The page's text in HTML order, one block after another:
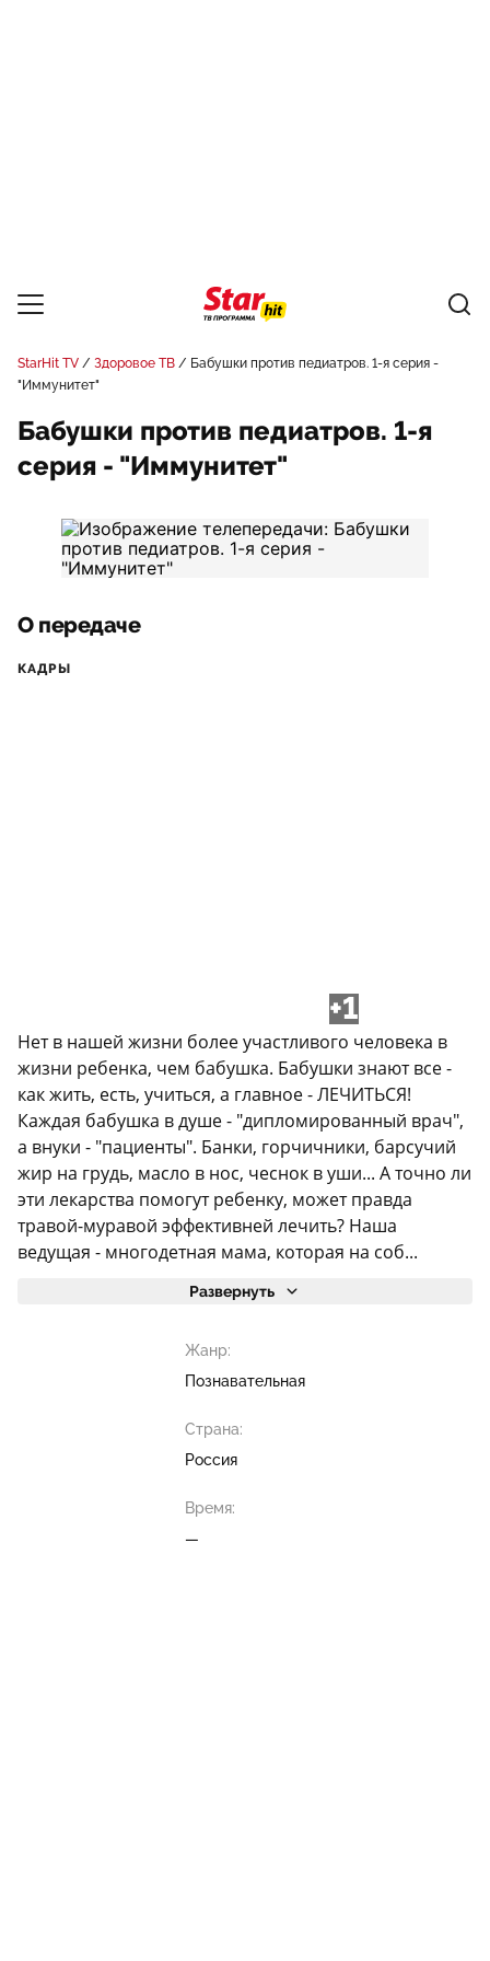
StarHit TV Здоровое ТВ
Бабушки против педиатров. 1-я серия -
"Иммунитет"
Бабушки против педиатров. 1-я
серия - "Иммунитет"
О передаче
КАДРЫ
+1
Нет в нашей жизни более участливого человека в
жизни ребенка, чем бабушка. Бабушки знают все -
как жить, есть, учиться, а главное - ЛЕЧИТЬСЯ!
Каждая бабушка в душе - "дипломированный врач",
а внуки - "пациенты". Банки, горчичники, барсучий
жир на грудь, масло в нос, чеснок в уши... А точно ли
эти лекарства помогут ребенку, может правда
травой-муравой эффективней лечить? Наша
ведущая - многодетная мама, которая на соб...
Развернуть
Жанр:
Познавательная
Страна:
Россия
Время:
—